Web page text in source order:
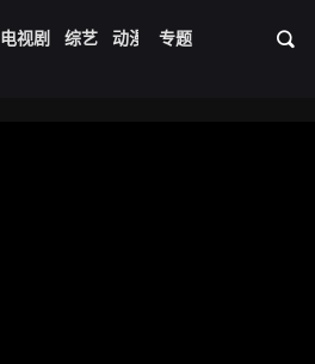
电视剧 综艺 动漫 短剧大全 资
专题